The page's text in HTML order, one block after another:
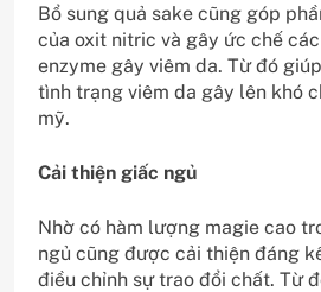
Bổ sung quả sake cũng góp
của oxit nitric và gây ức chế
enzyme gây viêm da. Từ đó
tình trạng viêm da gây lên khó
mỹ.
Cải thiện giấc ngủ
Nhờ có hàm lượng magie cao
ngủ cũng được cải thiện đáng
điều chỉnh sự trao đổi chất. Từ